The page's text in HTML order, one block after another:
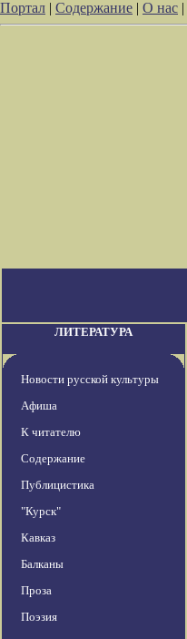
Портал | Содержание | О нас |
ЛИТЕРАТУРА
Новости русской культуры
Афиша
К читателю
Содержание
Публицистика
"Курск"
Кавказ
Балканы
Проза
Поэзия